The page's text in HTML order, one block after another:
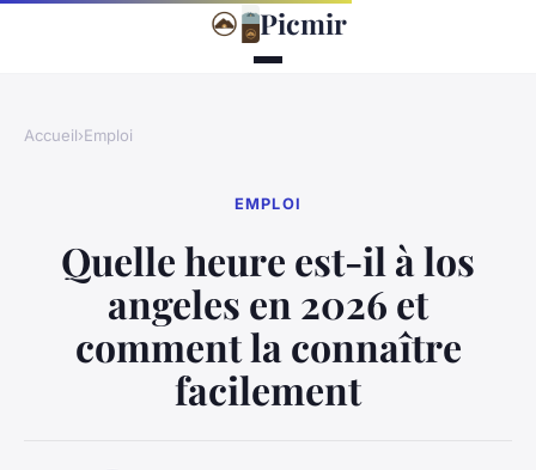
Picmir
Accueil›Emploi
EMPLOI
Quelle heure est-il à los
angeles en 2026 et
comment la connaître
facilement